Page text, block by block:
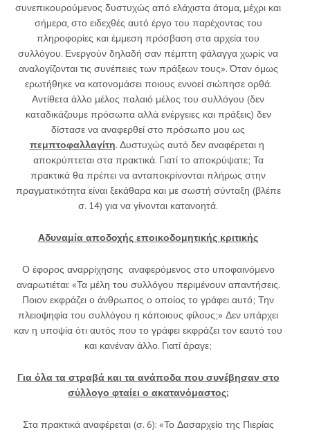
συνεπικουρούμενος δυστυχώς από ελάχιστα άτομα, μέχρι και
σήμερα, στο ειδεχθές αυτό έργο του παρέχοντας του
πληροφορίες και έμμεση πρόσβαση στα αρχεία του
συλλόγου. Ενεργούν δηλαδή σαν πέμπτη φάλαγγα χωρίς να
αναλογίζονται τις συνέπειες των πράξεων τους». Όταν όμως
ερωτήθηκε να κατονομάσει ποιους εννοεί σιώπησε ορθά.
Αντίθετα άλλο μέλος παλαιό μέλος του συλλόγου (δεν
καταδικάζουμε πρόσωπα αλλά ενέργειες και πράξεις) δεν
δίστασε να αναφερθεί στο πρόσωπο μου ως
πεμπτοφαλλαγίτη. Δυστυχώς αυτό δεν αναφέρεται η
αποκρύπτεται στα πρακτικά. Γιατί το αποκρύψατε; Τα
πρακτικά θα πρέπει να ανταποκρίνονται πλήρως στην
πραγματικότητα είναι ξεκάθαρα και με σωστή σύνταξη (βλέπε
σ. 14) για να γίνονται κατανοητά.
Αδυναμία αποδοχής εποικοδομητικής κριτικής
Ο έφορος αναρρίχησης αναφερόμενος στο υποφαινόμενο
αναρωτιέται: «Τα μέλη του συλλόγου περιμένουν απαντήσεις.
Ποιον εκφράζει ο άνθρωπος ο οποίος το γράφει αυτό; Την
πλειοψηφία του συλλόγου η κάποιους φίλους;» Δεν υπάρχει
καν η υποψία ότι αυτός που το γράφει εκφράζει τον εαυτό του
και κανέναν άλλο. Γιατί άραγε;
Για όλα τα στραβά και τα ανάποδα που συνέβησαν στο
σύλλογο φταίει ο ακατανόμαστος;
Στα πρακτικά αναφέρεται (σ. 6): «Το Δασαρχείο της Πιερίας